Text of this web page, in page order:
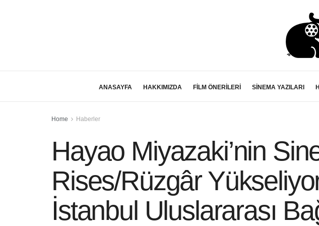
ANASAYFA HAKKIMIZDA FİLM ÖNERİLERİ SİNEMA YAZILARI
Home Haberler
Hayao Miyazaki’nin
Rises/Rüzgâr
İstanbul Uluslararası